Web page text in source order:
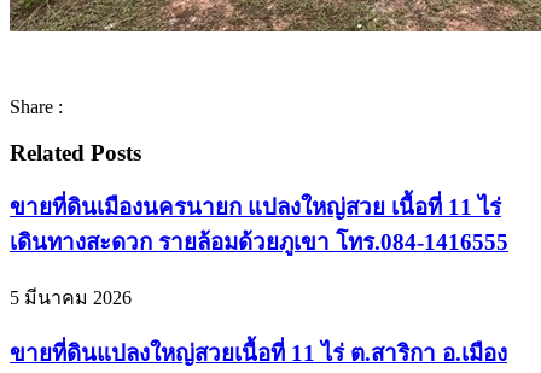
Share :
Related Posts
ขายที่ดินเมืองนครนายก แปลงใหญ่สวย เนื้อที่ 11 ไร่
เดินทางสะดวก รายล้อมด้วยภูเขา โทร.084-1416555
5 มีนาคม 2026
ขายที่ดินแปลงใหญ่สวยเนื้อที่ 11 ไร่ ต.สาริกา อ.เมือง